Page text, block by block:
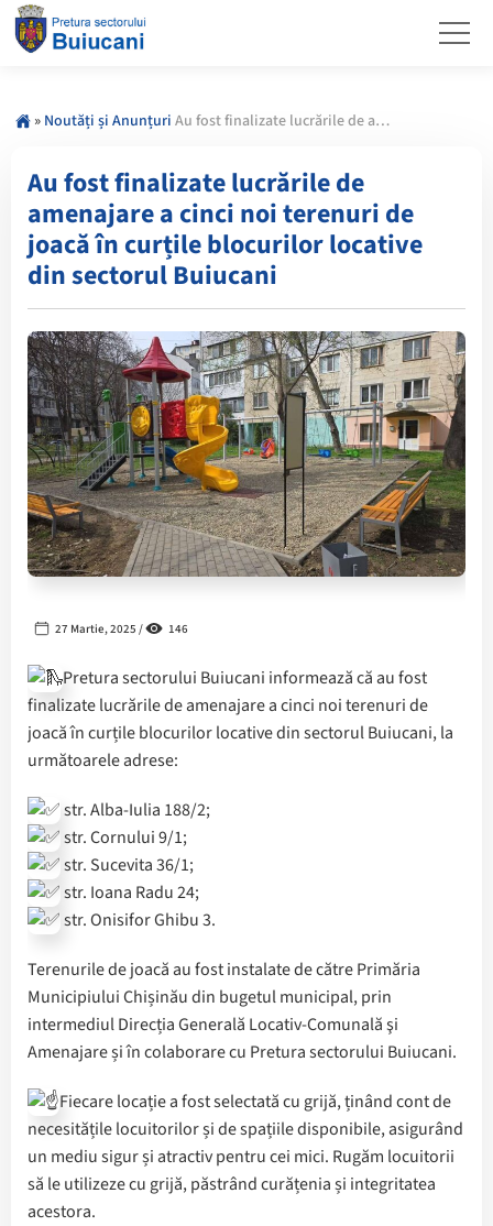
» Noutăți și Anunțuri Au fost finalizate lucrările de amenajare a cinci noi terenuri de joacă în curțile blocurilor locative din sectorul Buiucani
Au fost finalizate lucrările de
amenajare a cinci noi terenuri de
joacă în curțile blocurilor locative
din sectorul Buiucani
27 Martie, 2025 / 146
Pretura sectorului Buiucani informează că au fost
finalizate lucrările de amenajare a cinci noi terenuri de
joacă în curțile blocurilor locative din sectorul Buiucani, la
următoarele adrese:
️ str. Alba-Iulia 188/2;
️ str. Cornului 9/1;
️ str. Sucevita 36/1;
️ str. Ioana Radu 24;
️ str. Onisifor Ghibu 3.
Terenurile de joacă au fost instalate de către Primăria
Municipiului Chișinău din bugetul municipal, prin
intermediul Direcția Generală Locativ-Comunală şi
Amenajare și în colaborare cu Pretura sectorului Buiucani.
Fiecare locație a fost selectată cu grijă, ținând cont de
necesitățile locuitorilor și de spațiile disponibile, asigurând
un mediu sigur și atractiv pentru cei mici. Rugăm locuitorii
să le utilizeze cu grijă, păstrând curățenia și integritatea
acestora.